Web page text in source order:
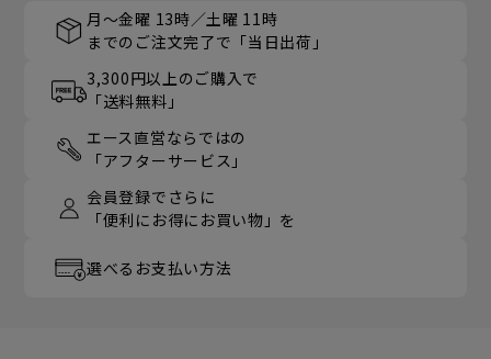
月～金曜 13時／土曜 11時
までのご注文完了で「当日出荷」
3,300円以上のご購入で
「送料無料」
エース直営ならではの
「アフターサービス」
会員登録でさらに
「便利にお得にお買い物」を
選べるお支払い方法